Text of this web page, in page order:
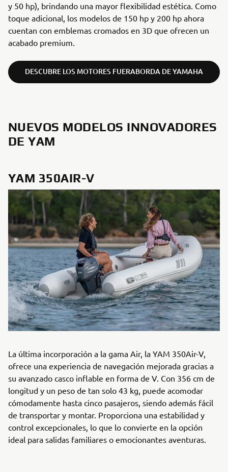
y 50 hp), brindando una mayor flexibilidad estética. Como
toque adicional, los modelos de 150 hp y 200 hp ahora
cuentan con emblemas cromados en 3D que ofrecen un
acabado premium.
DESCUBRE LOS MOTORES FUERABORDA DE YAMAHA
NUEVOS MODELOS INNOVADORES
DE YAM
YAM 350AIR-V
La última incorporación a la gama Air, la YAM 350Air-V,
ofrece una experiencia de navegación mejorada gracias a
su avanzado casco inflable en forma de V. Con 356 cm de
longitud y un peso de tan solo 43 kg, puede acomodar
cómodamente hasta cinco pasajeros, siendo además fácil
de transportar y montar. Proporciona una estabilidad y
control excepcionales, lo que lo convierte en la opción
ideal para salidas familiares o emocionantes aventuras.